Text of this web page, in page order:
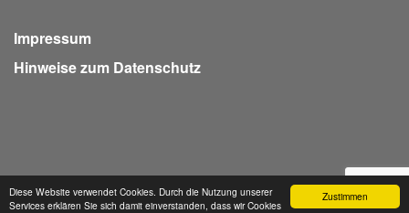
Zustimmen
Diese Website verwendet Cookies. Durch die Nutzung unserer
Services erklären Sie sich damit einverstanden, dass wir Cookies
Impressum
Hinweise zum Datenschutz